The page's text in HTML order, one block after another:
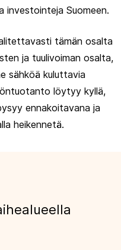
investointeja Suomeen.
tämän osalta
ja tuulivoiman osalta,
sähköä kuluttavia
löytyy kyllä,
ennakoitavana ja
heikennetä.